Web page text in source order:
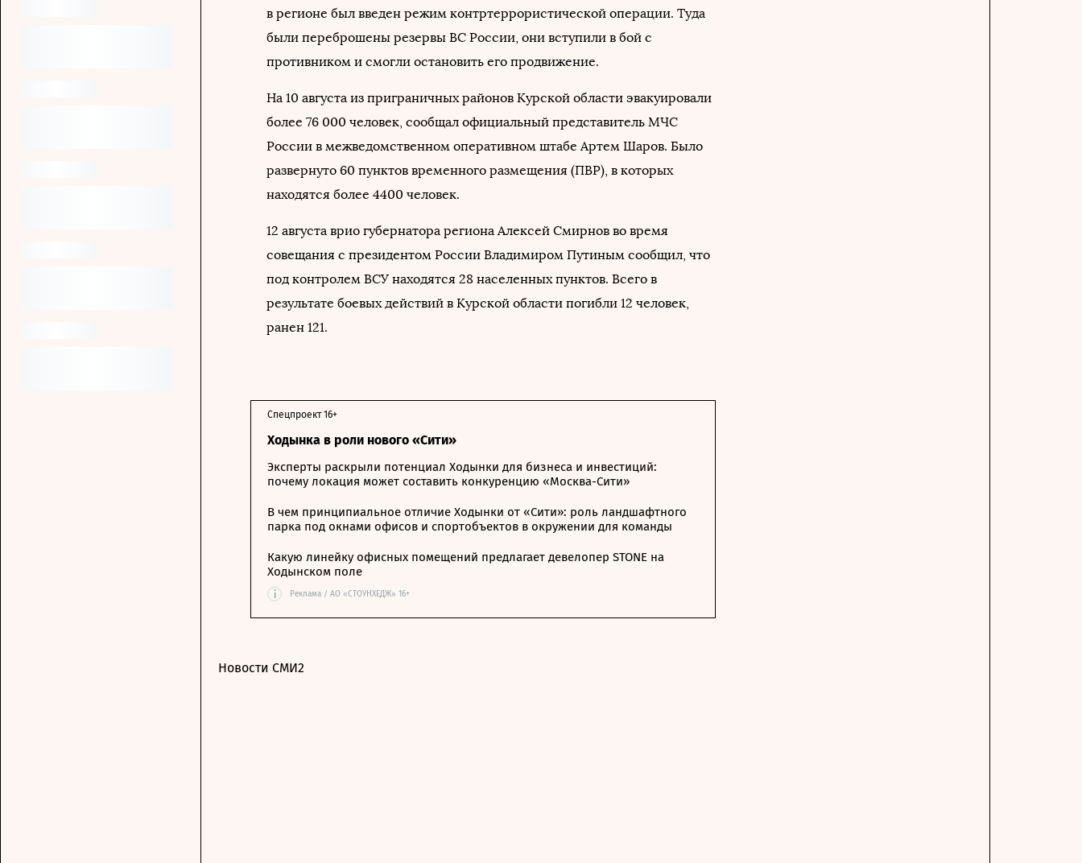
в регионе был введен режим контртеррористической операции. Туда
были переброшены резервы ВС России, они вступили в бой с
противником и смогли остановить его продвижение.
На 10 августа из приграничных районов Курской области эвакуировали
более 76 000 человек, сообщал официальный представитель МЧС
России в межведомственном оперативном штабе Артем Шаров. Было
развернуто 60 пунктов временного размещения (ПВР), в которых
находятся более 4400 человек.
12 августа врио губернатора региона Алексей Смирнов во время
совещания с президентом России Владимиром Путиным сообщил, что
под контролем ВСУ находятся 28 населенных пунктов. Всего в
результате боевых действий в Курской области погибли 12 человек,
ранен 121.
Ходынка в роли нового «Сити»
Спецпроект 16+
Эксперты раскрыли потенциал Ходынки для бизнеса и инвестиций:
почему локация может составить конкуренцию «Москва-Сити»
В чем принципиальное отличие Ходынки от «Сити»: роль ландшафтного
парка под окнами офисов и спортобъектов в окружении для команды
Какую линейку офисных помещений предлагает девелопер STONE на
Ходынском поле
i Реклама / АО «СТОУНХЕДЖ» 16+
Новости СМИ2